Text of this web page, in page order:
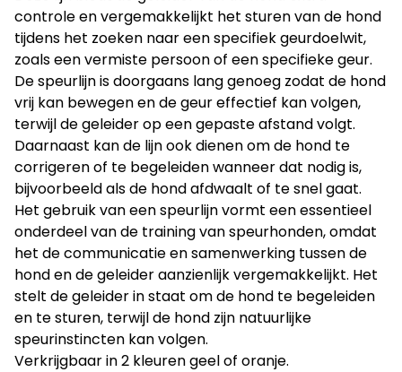
controle en vergemakkelijkt het sturen van de hond
tijdens het zoeken naar een specifiek geurdoelwit,
zoals een vermiste persoon of een specifieke geur.
De speurlijn is doorgaans lang genoeg zodat de hond
vrij kan bewegen en de geur effectief kan volgen,
terwijl de geleider op een gepaste afstand volgt.
Daarnaast kan de lijn ook dienen om de hond te
corrigeren of te begeleiden wanneer dat nodig is,
bijvoorbeeld als de hond afdwaalt of te snel gaat.
Het gebruik van een speurlijn vormt een essentieel
onderdeel van de training van speurhonden, omdat
het de communicatie en samenwerking tussen de
hond en de geleider aanzienlijk vergemakkelijkt. Het
stelt de geleider in staat om de hond te begeleiden
en te sturen, terwijl de hond zijn natuurlijke
speurinstincten kan volgen.
Verkrijgbaar in 2 kleuren geel of oranje.